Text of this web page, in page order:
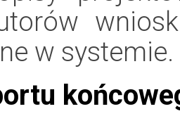
w systemie.